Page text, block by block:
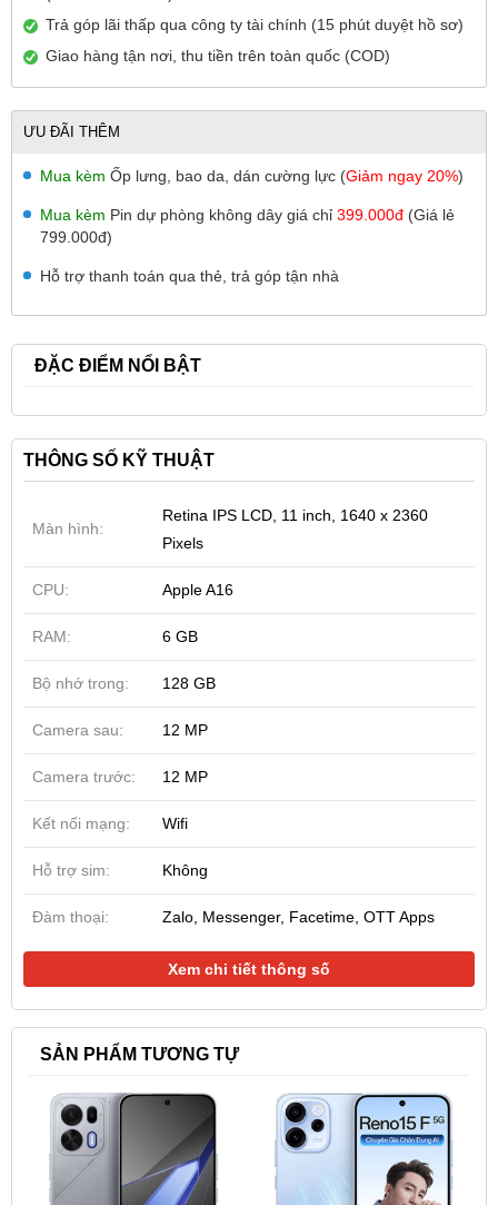
Trả góp lãi thấp qua công ty tài chính (15 phút duyệt hồ sơ)
Giao hàng tận nơi, thu tiền trên toàn quốc (COD)
ƯU ĐÃI THÊM
Mua kèm Ốp lưng, bao da, dán cường lực (Giảm ngay 20%)
Mua kèm Pin dự phòng không dây giá chỉ 399.000đ (Giá lẻ
799.000đ)
Hỗ trợ thanh toán qua thẻ, trả góp tận nhà
ĐẶC ĐIỂM NỔI BẬT
THÔNG SỐ KỸ THUẬT
Màn hình:
Retina IPS LCD, 11 inch, 1640 x 2360
Pixels
CPU: Apple A16
RAM: 6 GB
Bộ nhớ trong: 128 GB
Camera sau: 12 MP
Camera trước: 12 MP
Kết nối mạng: Wifi
Hỗ trợ sim: Không
Đàm thoại: Zalo, Messenger, Facetime, OTT Apps
Xem chi tiết thông số
SẢN PHẨM TƯƠNG TỰ